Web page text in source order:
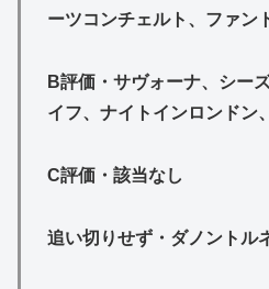
ーツコンチェルト、ファン
B評価・ サヴォーナ、シー
イフ、ナイトインロンドン
C評価・ 該当なし
追い切りせず・ ダノントル